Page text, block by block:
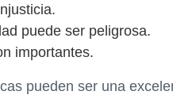
puede ser peligrosa.
importantes.
pueden ser una